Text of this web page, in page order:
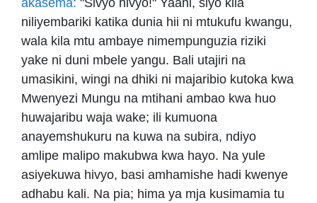
akasema: "Sivyo hivyo!" Yaani, siyo kila
niliyembariki katika dunia hii ni mtukufu kwangu,
wala kila mtu ambaye nimempunguzia riziki
yake ni duni mbele yangu. Bali utajiri na
umasikini, wingi na dhiki ni majaribio kutoka kwa
Mwenyezi Mungu na mtihani ambao kwa huo
huwajaribu waja wake; ili kumuona
anayemshukuru na kuwa na subira, ndiyo
amlipe malipo makubwa kwa hayo. Na yule
asiyekuwa hivyo, basi amhamishe hadi kwenye
adhabu kali. Na pia; hima ya mja kusimamia tu